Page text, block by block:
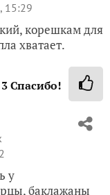
15:29
корешкам для
хватает.
3Спасибо!
у
баклажаны